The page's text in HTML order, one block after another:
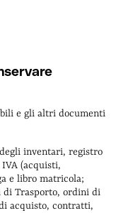
e gli altri documenti
inventari, registro
(acquisti,
e libro matricola;
di Trasporto, ordini di
acquisto, contratti,